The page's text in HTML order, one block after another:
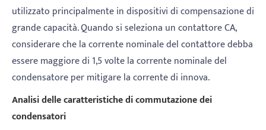
utilizzato principalmente in dispositivi di compensazione di
grande capacità. Quando si seleziona un contattore CA,
considerare che la corrente nominale del contattore debba
essere maggiore di 1,5 volte la corrente nominale del
condensatore per mitigare la corrente di innova.
Analisi delle caratteristiche di commutazione dei
condensatori